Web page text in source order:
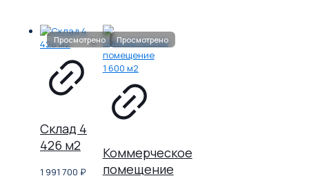
Склад 4
426 м2
1 991 700 ₽
Коммерческое
помещение